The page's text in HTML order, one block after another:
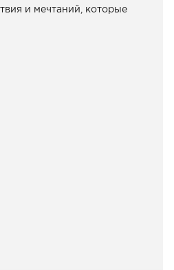
и мечтаний, которые